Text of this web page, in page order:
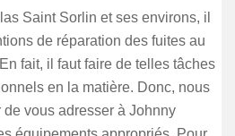
Saint Sorlin et ses environs, il
de réparation des fuites au
fait, il faut faire de telles tâches
en la matière. Donc, nous
vous adresser à Johnny